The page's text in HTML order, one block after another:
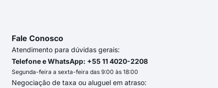
Fale Conosco
Atendimento para dúvidas gerais:
Telefone e WhatsApp: +55 11 4020-2208
Segunda-feira a sexta-feira das 9:00 às 18:00
Negociação de taxa ou aluguel em atraso: